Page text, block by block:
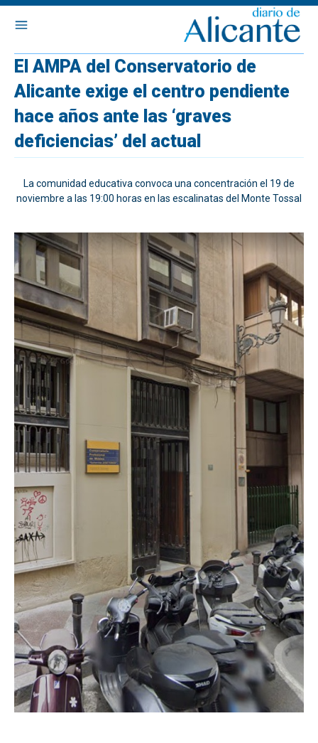
El AMPA del Conservatorio de
Alicante exige el centro pendiente
hace años ante las ‘graves
deficiencias’ del actual
La comunidad educativa convoca una concentración el 19 de
noviembre a las 19:00 horas en las escalinatas del Monte Tossal